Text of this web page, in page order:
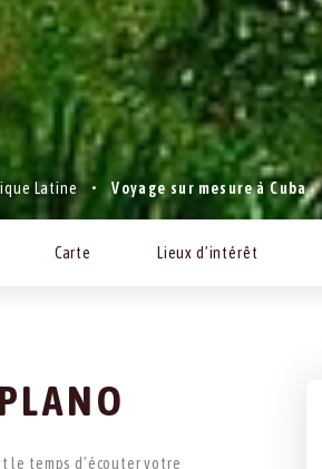
Latine Voyage sur mesure à Cuba
Carte Lieux d’intérêt
le temps d’écouter votre